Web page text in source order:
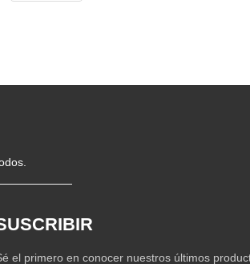
el primero en conocer nuestros últimos